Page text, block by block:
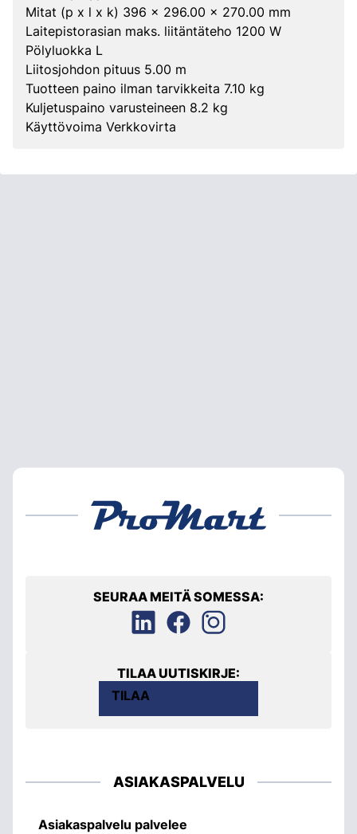
Mitat (p x l x k) 396 x 296.00 x 270.00 mm
Laitepistorasian maks. liitäntäteho 1200 W
Pölyluokka L
Liitosjohdon pituus 5.00 m
Tuotteen paino ilman tarvikkeita 7.10 kg
Kuljetuspaino varusteineen 8.2 kg
Käyttövoima Verkkovirta
SEURAA MEITÄ SOMESSA:
TILAA UUTISKIRJE:
TILAA
ASIAKASPALVELU
Asiakaspalvelu palvelee